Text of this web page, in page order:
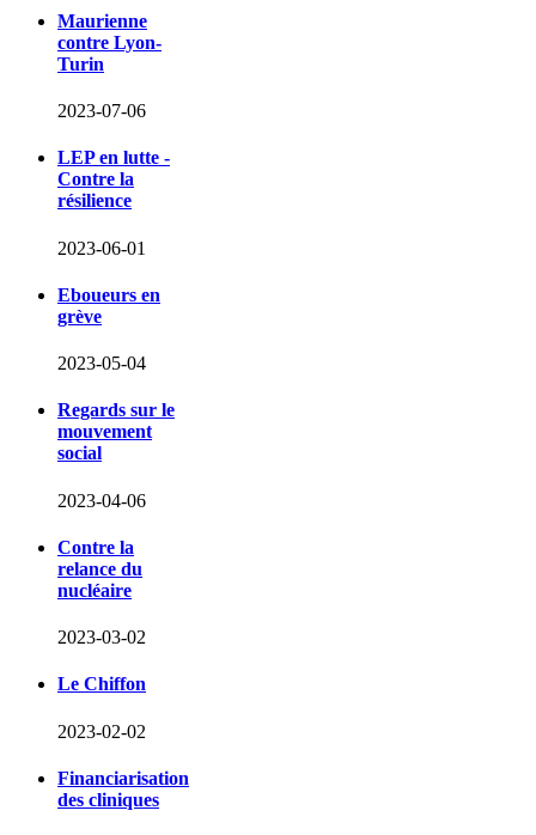
Maurienne
contre Lyon-
Turin
2023-07-06
LEP en lutte -
Contre la
résilience
2023-06-01
Eboueurs en
grève
2023-05-04
Regards sur le
mouvement
social
2023-04-06
Contre la
relance du
nucléaire
2023-03-02
Le Chiffon
2023-02-02
Financiarisation
des cliniques